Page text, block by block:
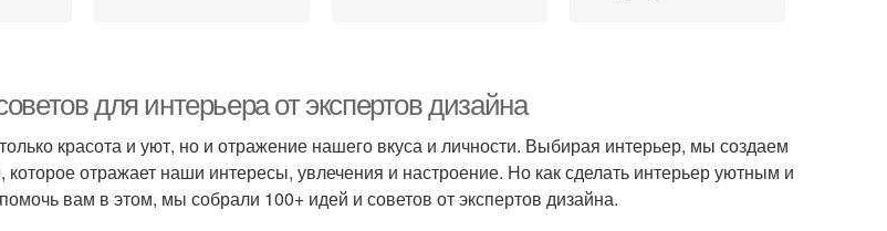
для интерьера от экспертов дизайна
красота и уют, но и отражение нашего вкуса и личности. Выбирая интерьер, мы создаем
которое отражает наши интересы, увлечения и настроение. Но как сделать интерьер уютным и
вам в этом, мы собрали 100+ идей и советов от экспертов дизайна.